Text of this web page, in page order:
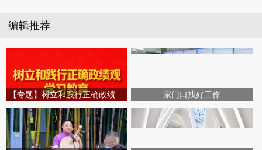
编辑推荐
家门口找好工作